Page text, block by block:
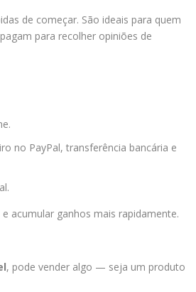
de começar. São ideais para quem
para recolher opiniões de
no PayPal, transferência bancária e
acumular ganhos mais rapidamente.
, pode vender algo — seja um produto